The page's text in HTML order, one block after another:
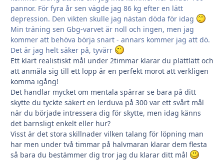
pannor. För fyra år sen vägde jag 86 kg efter en lätt
depression. Den vikten skulle jag nästan döda för idag
Min träning sen Gbg-varvet är noll och ingen, men jag
kommer att behöva börja snart - annars kommer jag att dö.
Det är jag helt säker på, tyvärr
Ett klart realistiskt mål under 2timmar klarar du plättlätt och
att anmäla sig till ett lopp är en perfekt morot att verkligen
komma igång!
Det handlar mycket om mentala spärrar se bara på ditt
skytte du tyckte säkert en lerduva på 300 var ett svårt mål
när du började intressera dig för skytte, men idag känns
det barnsligt enkelt eller hur?
Visst är det stora skillnader vilken talang för löpning man
har men under två timmar på halvmaran klarar dem flesta
så bara du bestämmer dig tror jag du klarar ditt mål